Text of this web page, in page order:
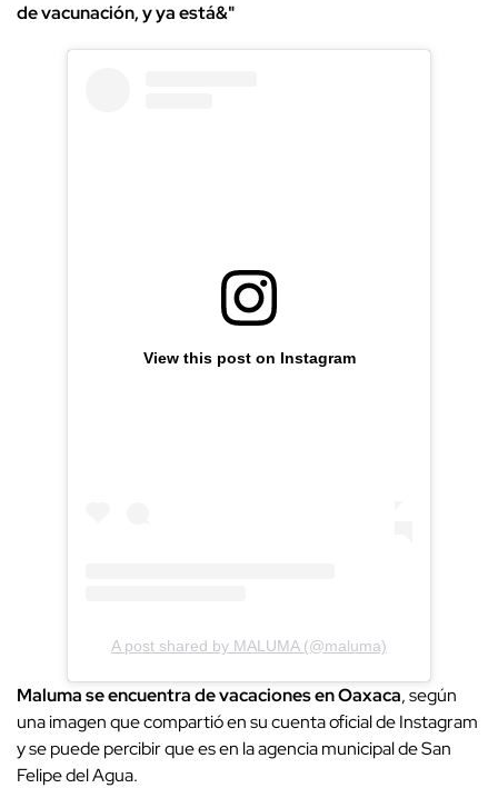
de vacunación, y ya está&"
View this post on Instagram
A post shared by MALUMA (@maluma)
Maluma se encuentra de vacaciones en Oaxaca, según
una imagen que compartió en su cuenta oficial de Instagram
y se puede percibir que es en la agencia municipal de San
Felipe del Agua.